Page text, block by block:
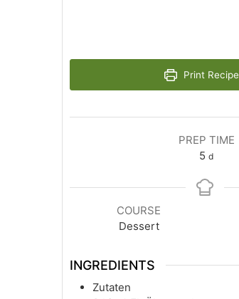
Print Recipe
PREP TIME
5 d
COURSE
Dessert
INGREDIENTS
Zutaten